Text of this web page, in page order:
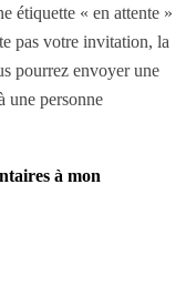
étiquette « en attente »
pas votre invitation, la
pourrez envoyer une
une personne
à mon